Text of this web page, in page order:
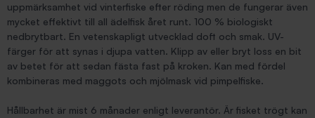
uppmärksamhet vid vinterfiske efter röding men de fungerar även
mycket effektivt till all ädelfisk året runt. 100 % biologiskt
nedbrytbart. En vetenskapligt utvecklad doft och smak. UV-
färger för att synas i djupa vatten. Klipp av eller bryt loss en bit
av betet för att sedan fästa fast på kroken. Kan med fördel
kombineras med maggots och mjölmask vid pimpelfiske.
Hållbarhet är mist 6 månader enligt leverantör. Är fisket trögt kan